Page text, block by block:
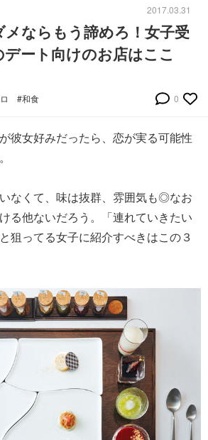
2017.03.31
ならもう諦めろ！女子受
ート向けのお店はここ
#和食 0
彼女好みだったら、恋が実る可能性
なくて、味は抜群、雰囲気も◎なお
る他ないだろう。「連れていきたい
ってる女子に紹介すべきはこの３